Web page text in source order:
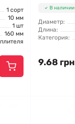
1 сорт
10 мм
1 шт
160 мм
В наличии
Диаметр:
Длина:
Категория:
9.68 грн